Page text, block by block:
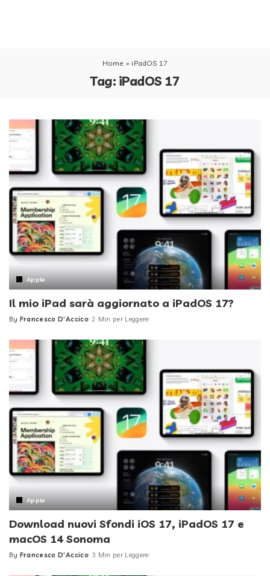
Home » iPadOS 17
Tag: iPadOS 17
Apple
Il mio iPad sarà aggiornato a iPadOS 17?
Posted
By Francesco D'Accico 2 Min per Leggere
Apple
Download nuovi Sfondi iOS 17, iPadOS 17 e
macOS 14 Sonoma
Posted
By Francesco D'Accico 3 Min per Leggere